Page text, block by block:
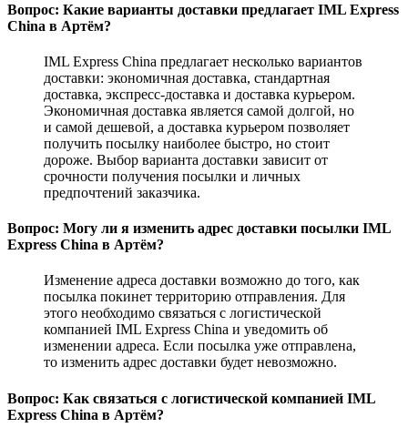
Вопрос: Какие варианты доставки предлагает IML Express
China в Артём?
IML Express China предлагает несколько вариантов
доставки: экономичная доставка, стандартная
доставка, экспресс-доставка и доставка курьером.
Экономичная доставка является самой долгой, но
и самой дешевой, а доставка курьером позволяет
получить посылку наиболее быстро, но стоит
дороже. Выбор варианта доставки зависит от
срочности получения посылки и личных
предпочтений заказчика.
Вопрос: Могу ли я изменить адрес доставки посылки IML
Express China в Артём?
Изменение адреса доставки возможно до того, как
посылка покинет территорию отправления. Для
этого необходимо связаться с логистической
компанией IML Express China и уведомить об
изменении адреса. Если посылка уже отправлена,
то изменить адрес доставки будет невозможно.
Вопрос: Как связаться с логистической компанией IML
Express China в Артём?